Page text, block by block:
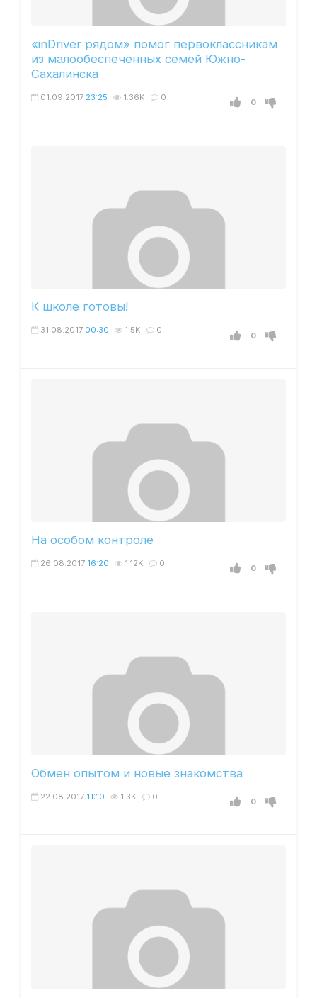
«inDriver рядом» помог первоклассникам
из малообеспеченных семей Южно-
Сахалинска
0
01.09.2017 23:25 1.36K 0
К школе готовы!
0
31.08.2017 00:30 1.5K 0
На особом контроле
0
26.08.2017 16:20 1.12K 0
Обмен опытом и новые знакомства
0
22.08.2017 11:10 1.3K 0